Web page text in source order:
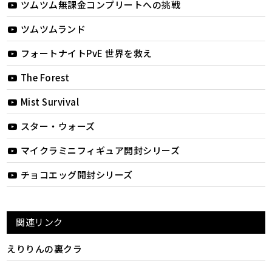
ツムツム無課金コンプリートへの挑戦
ツムツムランド
フォートナイトPvE 世界を救え
The Forest
Mist Survival
スター・ウォーズ
マイクラミニフィギュア開封シリーズ
チョコエッグ開封シリーズ
関連リンク
えりりんの裏クラ